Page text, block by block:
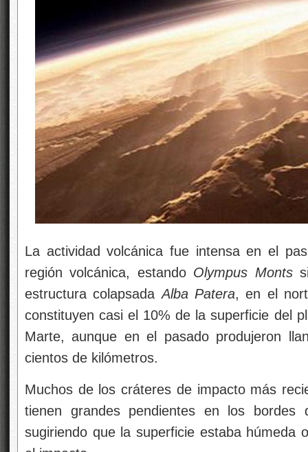
La actividad volcánica fue intensa en el
región volcánica, estando Olympus Monts
estructura colapsadaAlba Patera, en el
constituyen casi el 10% de la superficie del
Marte, aunque en el pasado produjeron
cientos de kilómetros.
Muchos de los cráteres de impacto más
tienen grandes pendientes en los bordes
sugiriendo que la superficie estaba húmeda